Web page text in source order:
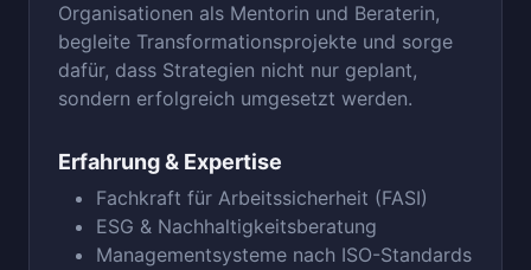
Organisationen als Mentorin und Beraterin,
begleite Transformationsprojekte und sorge
dafür, dass Strategien nicht nur geplant,
sondern erfolgreich umgesetzt werden.
Erfahrung & Expertise
Fachkraft für Arbeitssicherheit (FASI)
ESG & Nachhaltigkeitsberatung
Managementsysteme nach ISO-Standards